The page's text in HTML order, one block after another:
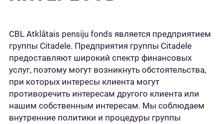
CBL Atklātais pensiju fonds является предприятием
группы Citadele. Предприятия группы Citadele
предоставляют широкий спектр финансовых
услуг, поэтому могут возникнуть обстоятельства,
при которых интересы клиента могут
противоречить интересам другого клиента или
нашим собственным интересам. Мы соблюдаем
внутренние политики и процедуры группы